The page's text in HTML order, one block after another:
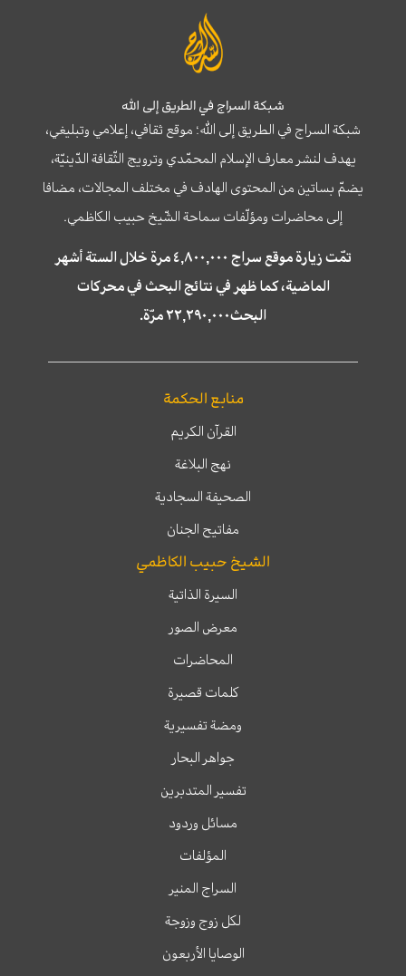
شبكة السراج في الطريق إلى الله
شبكة السراج في الطريق إلى الله؛ موقع ثقافي، إعلامي وتبليغي،
يهدف لنشر معارف الإسلام المحمّدي وترويج الثّقافة الدّينيّة،
يضمّ بساتين من المحتوى الهادف في مختلف المجالات، مضافا
إلى محاضرات ومؤلّفات سماحة الشّيخ حبيب الكاظمي.
تمّت زيارة موقع سراج ٤,٨٠٠,٠٠٠ مرة خلال الستة أشهر
الماضية، كما ظهر في نتائج البحث في محركات
البحث٢٢,٢٩٠,٠٠٠ مرّة.
منابع الحكمة
القرآن الكريم
نهج البلاغة
الصحيفة السجادية
مفاتيح الجنان
الشيخ حبيب الكاظمي
السيرة الذاتية
معرض الصور
المحاضرات
كلمات قصيرة
ومضة تفسيرية
جواهر البحار
تفسير المتدبرين
مسائل وردود
المؤلفات
السراج المنير
لكل زوج وزوجة
الوصايا الأربعون